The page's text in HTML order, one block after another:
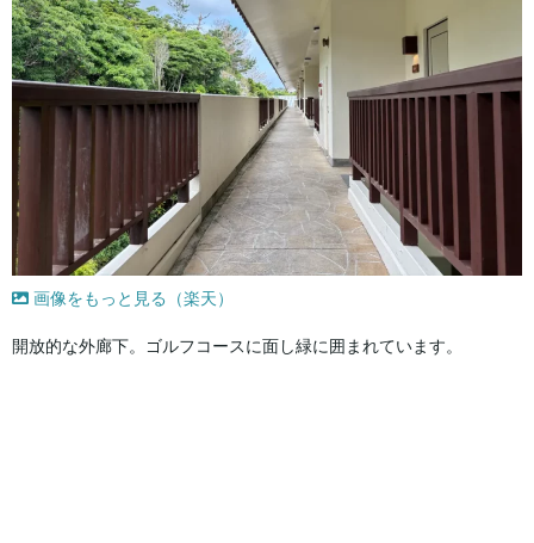
画像をもっと見る（楽天）
開放的な外廊下。ゴルフコースに面し緑に囲まれています。